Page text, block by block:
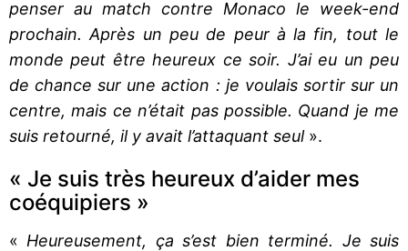
penser au match contre Monaco le week-end
prochain. Après un peu de peur à la fin, tout le
monde peut être heureux ce soir. J’ai eu un peu
de chance sur une action : je voulais sortir sur un
centre, mais ce n’était pas possible. Quand je me
suis retourné, il y avait l’attaquant seul».
« Je suis très heureux d’aider mes
coéquipiers »
« Heureusement, ça s’est bien terminé. Je suis